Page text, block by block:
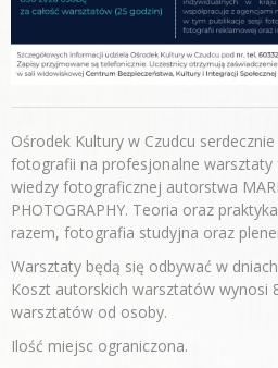
Ośrodek Kultury w Czudcu
fotografii na profesjonalne
wiedzy fotograficznej autorstwa
PHOTOGRAPHY. Teoria oraz
razem, fotografia studyjna oraz
Warsztaty będą się odbywać w
Koszt autorskich warsztatów wynosi
warsztatów od osoby.
Ilość miejsc ograniczona.